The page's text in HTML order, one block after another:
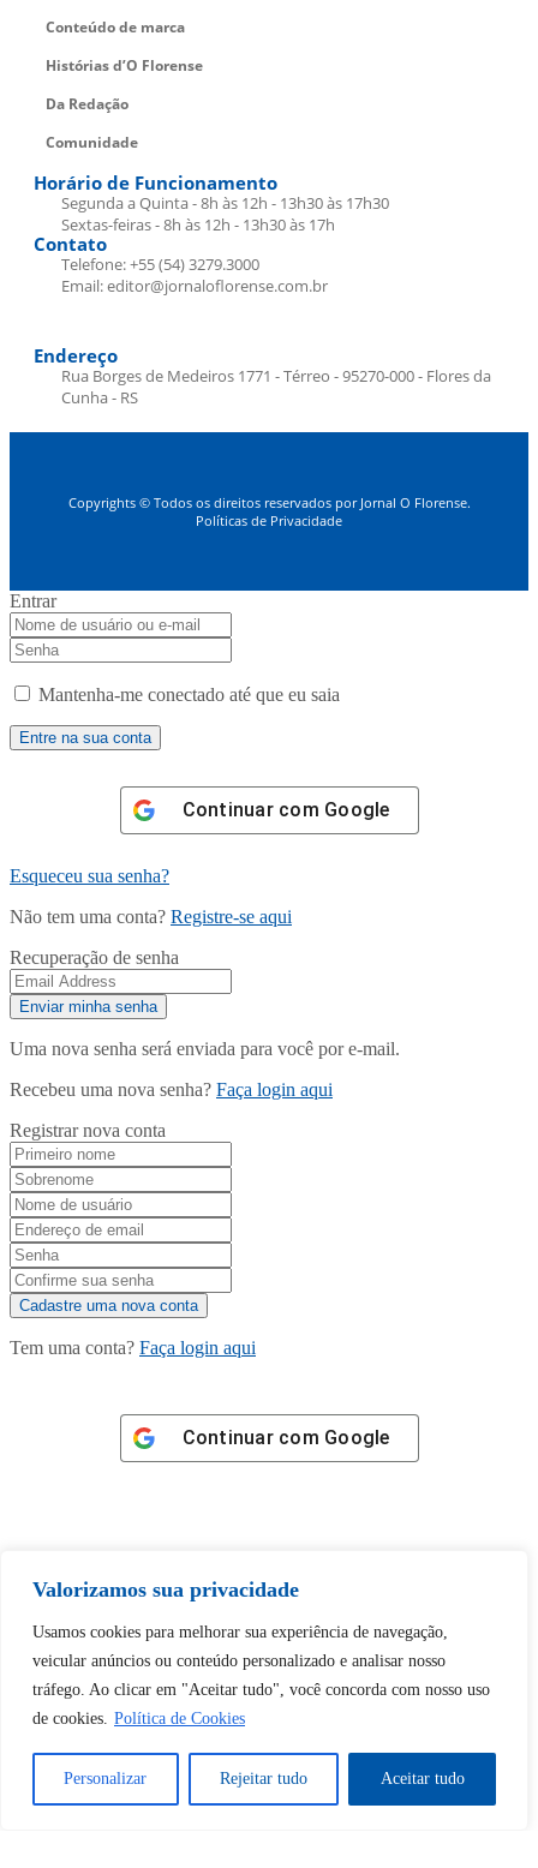
Valorizamos sua privacidade
Usamos cookies para melhorar sua experiência de navegação,
veicular anúncios ou conteúdo personalizado e analisar nosso
tráfego. Ao clicar em "Aceitar tudo", você concorda com nosso uso
de cookies. Política de Cookies
Personalizar Rejeitar tudo Aceitar tudo
Conteúdo de marca
Histórias d’O Florense
Da Redação
Comunidade
Horário de Funcionamento
Segunda a Quinta - 8h às 12h - 13h30 às 17h30
Sextas-feiras - 8h às 12h - 13h30 às 17h
Contato
Telefone: +55 (54) 3279.3000
Email: editor@jornaloflorense.com.br
Endereço
Rua Borges de Medeiros 1771 - Térreo - 95270-000 - Flores da
Cunha - RS
Copyrights © Todos os direitos reservados por Jornal O Florense.
Políticas de Privacidade
Entrar
Mantenha-me conectado até que eu saia
Continuar com Google
Esqueceu sua senha?
Não tem uma conta? Registre-se aqui
Recuperação de senha
Uma nova senha será enviada para você por e-mail.
Recebeu uma nova senha? Faça login aqui
Registrar nova conta
Tem uma conta? Faça login aqui
Continuar com Google
Tem certeza de que deseja
desbloquear esta publicação?
Sim Não